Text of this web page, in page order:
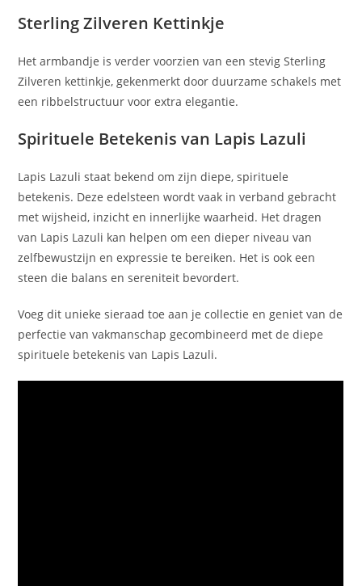
Sterling Zilveren Kettinkje
Het armbandje is verder voorzien van een stevig Sterling
Zilveren kettinkje, gekenmerkt door duurzame schakels met
een ribbelstructuur voor extra elegantie.
Spirituele Betekenis van Lapis Lazuli
Lapis Lazuli staat bekend om zijn diepe, spirituele
betekenis. Deze edelsteen wordt vaak in verband gebracht
met wijsheid, inzicht en innerlijke waarheid. Het dragen
van Lapis Lazuli kan helpen om een dieper niveau van
zelfbewustzijn en expressie te bereiken. Het is ook een
steen die balans en sereniteit bevordert.
Voeg dit unieke sieraad toe aan je collectie en geniet van de
perfectie van vakmanschap gecombineerd met de diepe
spirituele betekenis van Lapis Lazuli.